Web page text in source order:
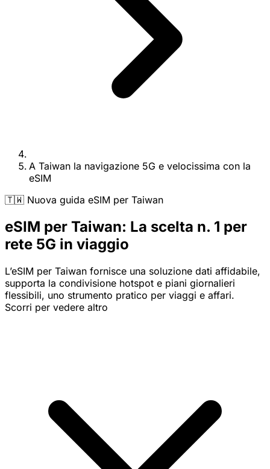
A Taiwan la navigazione 5G e velocissima con la
eSIM
🇹🇼 Nuova guida eSIM per Taiwan
eSIM per Taiwan: La scelta n. 1 per
rete 5G in viaggio
L’eSIM per Taiwan fornisce una soluzione dati affidabile,
supporta la condivisione hotspot e piani giornalieri
flessibili, uno strumento pratico per viaggi e affari.
Scorri per vedere altro